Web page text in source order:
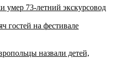
умер 73-летний экскурсовод
гостей на фестивале
назвали детей,